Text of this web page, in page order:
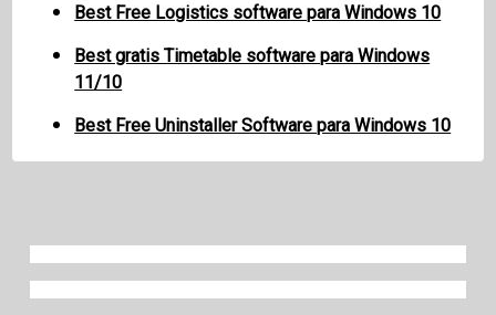
Best Free Logistics software para Windows 10
Best gratis Timetable software para Windows
11/10
Best Free Uninstaller Software para Windows 10